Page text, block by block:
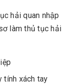
hải quan nhập
làm thủ tục hải
tính xách tay